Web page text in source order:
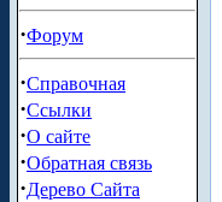
·Форум
·Справочная
·Ссылки
·О сайте
·Обратная связь
·Дерево Сайта